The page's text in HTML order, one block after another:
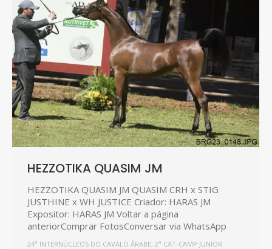
HEZZOTIKA QUASIM JM
HEZZOTIKA QUASIM JM QUASIM CRH x STIG
JUSTHINE x WH JUSTICE Criador: HARAS JM
Expositor: HARAS JM Voltar a página
anteriorComprar FotosConversar via WhatsApp
24ª INTERNÚCLEOS DO CAVALO ÁRABE, 2ª CAT-CAMP JUNIOR